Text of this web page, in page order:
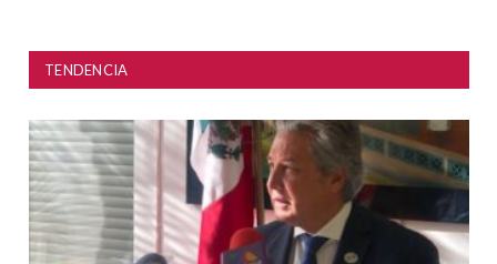
TENDENCIA